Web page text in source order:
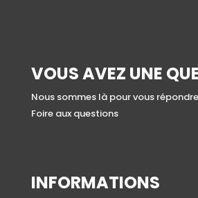
VOUS AVEZ UNE
Nous sommes là pour vous
Foire aux questions
INFORMATIONS